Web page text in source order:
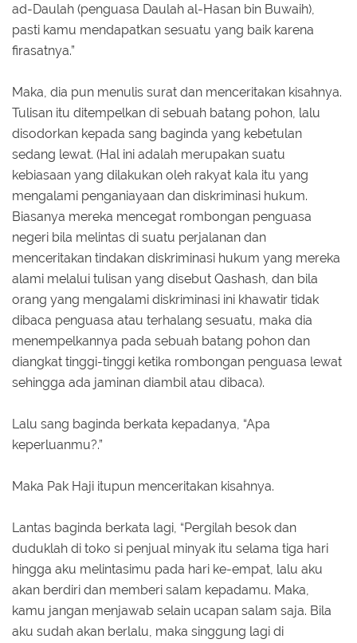
ad-Daulah (penguasa Daulah al-Hasan bin Buwaih),
pasti kamu mendapatkan sesuatu yang baik karena
firasatnya.”
Maka, dia pun menulis surat dan menceritakan kisahnya.
Tulisan itu ditempelkan di sebuah batang pohon, lalu
disodorkan kepada sang baginda yang kebetulan
sedang lewat. (Hal ini adalah merupakan suatu
kebiasaan yang dilakukan oleh rakyat kala itu yang
mengalami penganiayaan dan diskriminasi hukum.
Biasanya mereka mencegat rombongan penguasa
negeri bila melintas di suatu perjalanan dan
menceritakan tindakan diskriminasi hukum yang mereka
alami melalui tulisan yang disebut Qashash, dan bila
orang yang mengalami diskriminasi ini khawatir tidak
dibaca penguasa atau terhalang sesuatu, maka dia
menempelkannya pada sebuah batang pohon dan
diangkat tinggi-tinggi ketika rombongan penguasa lewat
sehingga ada jaminan diambil atau dibaca).
Lalu sang baginda berkata kepadanya, “Apa
keperluanmu?.”
Maka Pak Haji itupun menceritakan kisahnya.
Lantas baginda berkata lagi, “Pergilah besok dan
duduklah di toko si penjual minyak itu selama tiga hari
hingga aku melintasimu pada hari ke-empat, lalu aku
akan berdiri dan memberi salam kepadamu. Maka,
kamu jangan menjawab selain ucapan salam saja. Bila
aku sudah akan berlalu, maka singgung lagi di